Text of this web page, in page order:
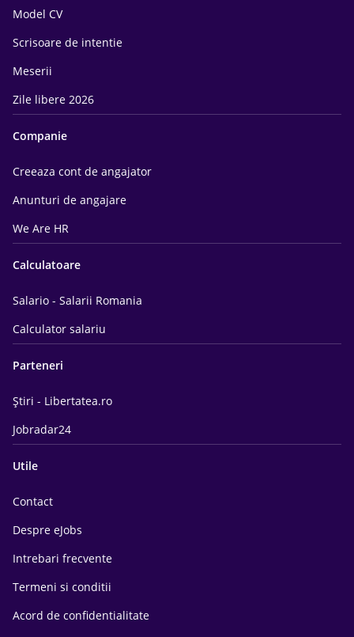
Model CV
Scrisoare de intentie
Meserii
Zile libere 2026
Companie
Creeaza cont de angajator
Anunturi de angajare
We Are HR
Calculatoare
Salario - Salarii Romania
Calculator salariu
Parteneri
Știri - Libertatea.ro
Jobradar24
Utile
Contact
Despre eJobs
Intrebari frecvente
Termeni si conditii
Acord de confidentialitate